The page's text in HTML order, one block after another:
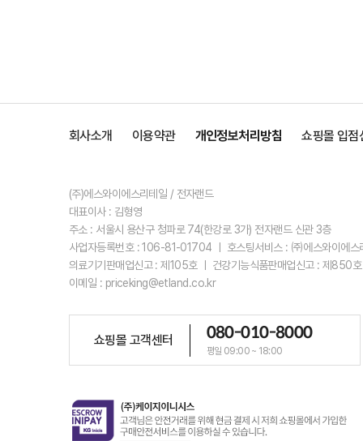
회사소개 이용약관 개인정보처리방침 쇼핑몰 입점
(주)에스와이에스리테일 / 전자랜드
대표이사 : 김형영
주소 : 서울시 용산구 청파로 74(한강로 3가) 전자랜드 신관 3층
사업자등록번호 : 106-81-01704 ㅣ 호스팅서비스 : ㈜에스와이에
의료기기판매업신고 : 제105호 ㅣ 건강기능식품판매업신고 : 제850
이메일 : priceking@etland.co.kr
쇼핑몰 고객센터 080-010-8000
평일 09:00 ~ 18:00